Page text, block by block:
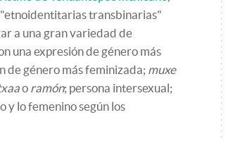
"etnoidentitarias transbinarias"
a una gran variedad de
una expresión de género más
de género más feminizada; muxe
o ramón; persona intersexual;
y lo femenino según los